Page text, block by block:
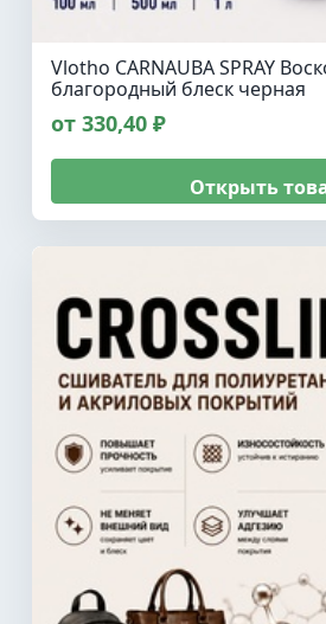
Vlotho CARNAUBA SPRAY
благородный блеск черная
от 330,40 ₽
Открыть